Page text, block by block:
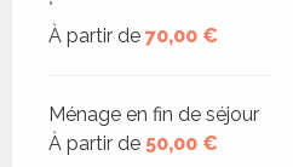
"
À partir de 70,00 €
Ménage en fin de séjour
À partir de 50,00 €